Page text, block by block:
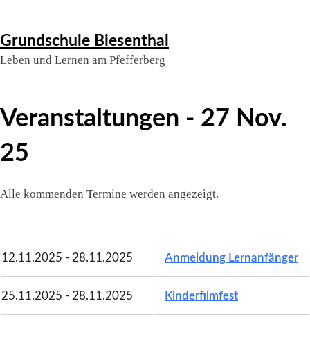
to
Grundschule Biesenthal
Leben und Lernen am Pfefferberg
Veranstaltungen - 27 Nov.
25
Alle kommenden Termine werden angezeigt.
12.11.2025 - 28.11.2025 Anmeldung Lernanfänger
25.11.2025 - 28.11.2025 Kinderfilmfest